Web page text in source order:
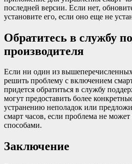
последней версии. Если нет,
установите его, если оно еще не
Обратитесь в службу
производителя
Если ни один из
решить проблему с включением
придется обратиться в службу
могут предоставить более
устранению неполадок или
смарт часов, если проблема не
способами.
Заключение